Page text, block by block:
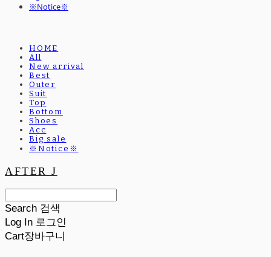
※Notice※
HOME
All
New arrival
Best
Outer
Suit
Top
Bottom
Shoes
Acc
Big sale
※Notice※
AFTER J
Search 검색
Log In 로그인
Cart장바구니